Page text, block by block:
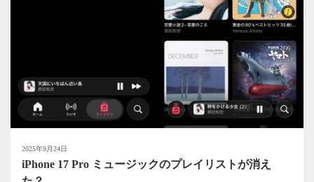
2025年9月24日
iPhone 17 Pro ミュージックのプレイリストが消え